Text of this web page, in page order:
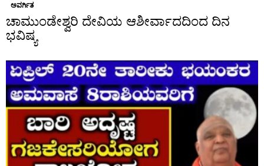
ಅವರ್ಗಿತ
ಚಾಮುಂಡೇಶ್ವರಿ ದೇವಿಯ ಆಶೀರ್ವಾದದಿಂದ ದಿನ
ಭವಿಷ್ಯ